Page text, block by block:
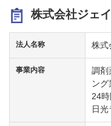
株式会社ジェ
法人名称 株式
事業内容
調剤
ング
24
日